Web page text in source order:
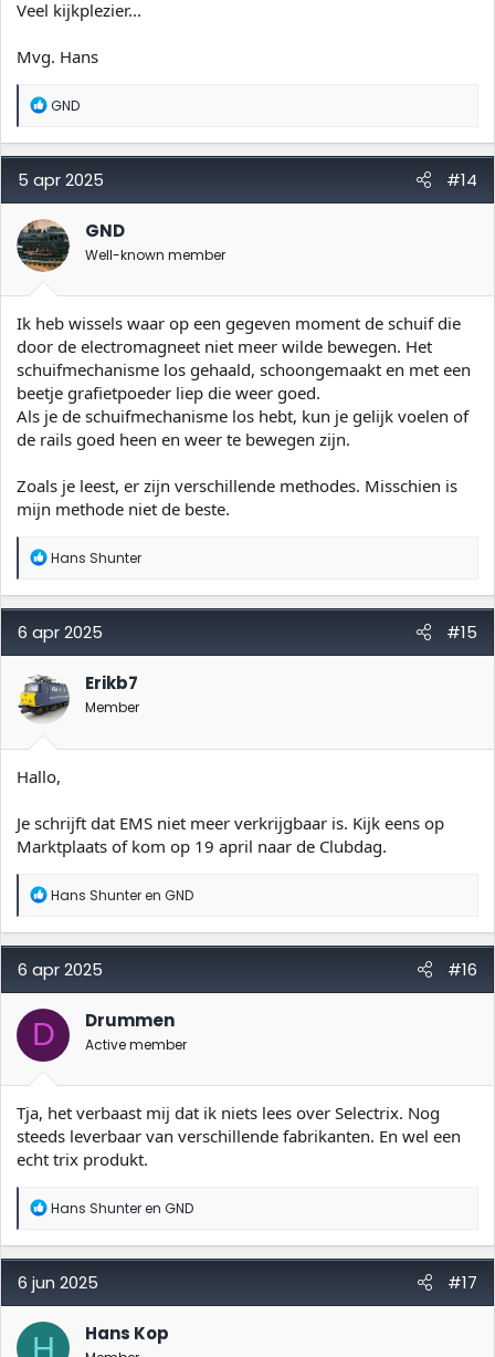
Veel kijkplezier...
Mvg. Hans
W
a
r
d
e
r
i
n
g
n
GND
5 apr 2025 #14
GND
Well-known member
Ik heb wissels waar op een gegeven moment de schuif die
door de electromagneet niet meer wilde bewegen. Het
schuifmechanisme los gehaald, schoongemaakt en met een
beetje grafietpoeder liep die weer goed.
Als je de schuifmechanisme los hebt, kun je gelijk voelen of
de rails goed heen en weer te bewegen zijn.
Zoals je leest, er zijn verschillende methodes. Misschien is
mijn methode niet de beste.
W
a
r
d
e
r
i
n
g
n
Hans Shunter
6 apr 2025 #15
Erikb7
Member
Hallo,
Je schrijft dat EMS niet meer verkrijgbaar is. Kijk eens op
Marktplaats of kom op 19 april naar de Clubdag.
W
a
r
d
e
r
i
n
g
n
:
Hans Shunteren GND
6 apr 2025 #16
D Drummen
Active member
Tja, het verbaast mij dat ik niets lees over Selectrix. Nog
steeds leverbaar van verschillende fabrikanten. En wel een
echt trix produkt.
W
a
r
d
e
r
i
Hans Shunteren GND
6 jun 2025 #17
H Hans Kop